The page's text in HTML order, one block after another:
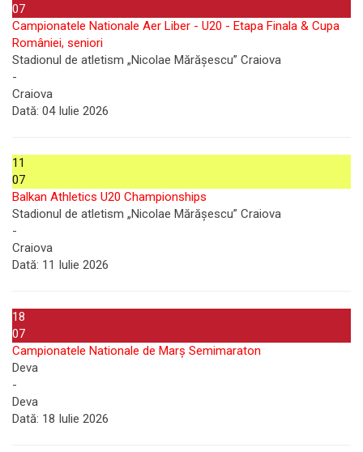
07
Campionatele Nationale Aer Liber - U20 - Etapa Finala & Cupa
României, seniori
Stadionul de atletism „Nicolae Mărășescu” Craiova
-
Craiova
Dată: 04 Iulie 2026
11
07
Balkan Athletics U20 Championships
Stadionul de atletism „Nicolae Mărășescu” Craiova
-
Craiova
Dată: 11 Iulie 2026
18
07
Campionatele Nationale de Marș Semimaraton
Deva
-
Deva
Dată: 18 Iulie 2026